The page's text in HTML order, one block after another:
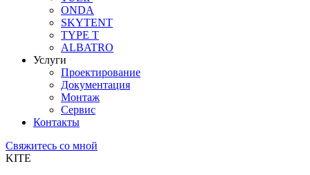
ONDA
SKYTENT
TYPE T
ALBATRO
Услуги
Проектирование
Документация
Монтаж
Сервис
Контакты
Свяжитесь со мной
KITE